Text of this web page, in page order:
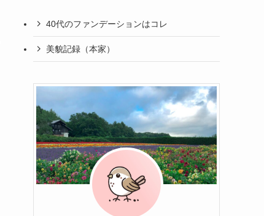
40代のファンデーションはコレ
美貌記録（本家）